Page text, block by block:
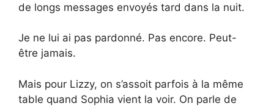
de longs messages envoyés tard dans la nuit.
Je ne lui ai pas pardonné. Pas encore. Peut-
être jamais.
Mais pour Lizzy, on s’assoit parfois à la même
table quand Sophia vient la voir. On parle de